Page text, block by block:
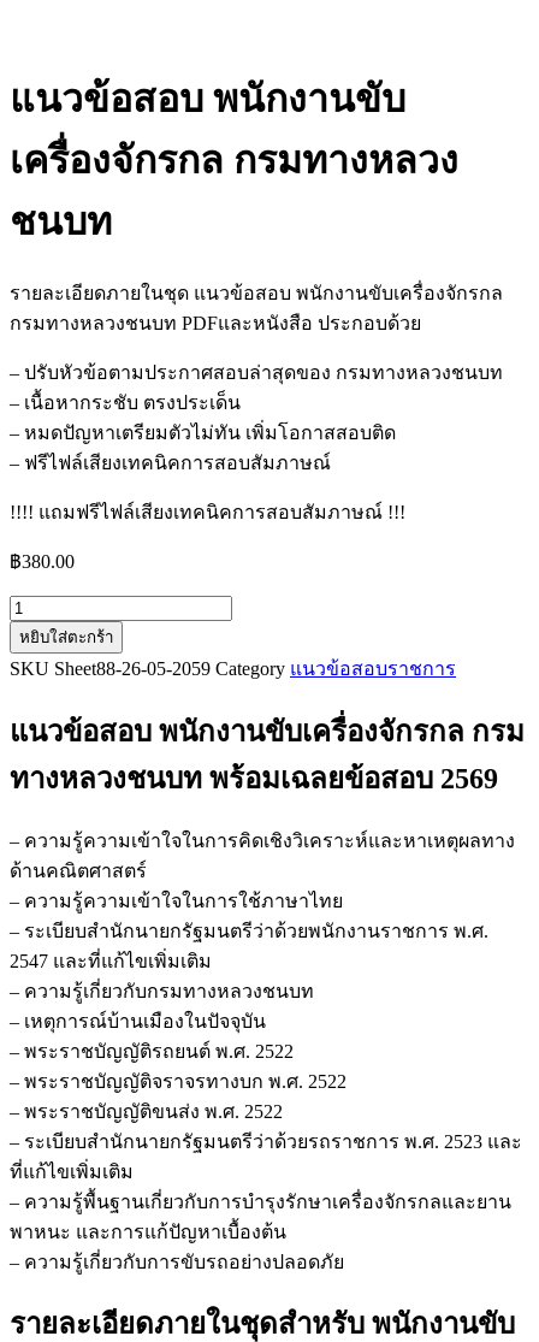
แนวข้อสอบ พนักงานขับ
เครื่องจักรกล กรมทางหลวง
ชนบท
รายละเอียดภายในชุด แนวข้อสอบ พนักงานขับเครื่องจักรกล
กรมทางหลวงชนบท PDFและหนังสือ ประกอบด้วย
– ปรับหัวข้อตามประกาศสอบล่าสุดของ กรมทางหลวงชนบท
– เนื้อหากระชับ ตรงประเด็น
– หมดปัญหาเตรียมตัวไม่ทัน เพิ่มโอกาสสอบติด
– ฟรีไฟล์เสียงเทคนิคการสอบสัมภาษณ์
!!!! แถมฟรีไฟล์เสียงเทคนิคการสอบสัมภาษณ์ !!!
฿380.00
จำนวน
แนว
ข้อสอบ
ขับ
กล
ทางหลวง
ชนบท
ชิ้น
หยิบใส่ตะกร้า
SKU Sheet88-26-05-2059 Category แนวข้อสอบราชการ
แนวข้อสอบ พนักงานขับเครื่องจักรกล กรม
ทางหลวงชนบท พร้อมเฉลยข้อสอบ 2569
– ความรู้ความเข้าใจในการคิดเชิงวิเคราะห์และหาเหตุผลทาง
ด้านคณิตศาสตร์
– ความรู้ความเข้าใจในการใช้ภาษาไทย
– ระเบียบสำนักนายกรัฐมนตรีว่าด้วยพนักงานราชการ พ.ศ.
2547 และที่แก้ไขเพิ่มเติม
– ความรู้เกี่ยวกับกรมทางหลวงชนบท
– เหตุการณ์บ้านเมืองในปัจจุบัน
– พระราชบัญญัติรถยนต์ พ.ศ. 2522
– พระราชบัญญัติจราจรทางบก พ.ศ. 2522
– พระราชบัญญัติขนส่ง พ.ศ. 2522
– ระเบียบสำนักนายกรัฐมนตรีว่าด้วยรถราชการ พ.ศ. 2523 และ
ที่แก้ไขเพิ่มเติม
– ความรู้พื้นฐานเกี่ยวกับการบำรุงรักษาเครื่องจักรกลและยาน
พาหนะ และการแก้ปัญหาเบื้องต้น
– ความรู้เกี่ยวกับการขับรถอย่างปลอดภัย
รายละเอียดภายในชุดสำหรับ พนักงานขับ